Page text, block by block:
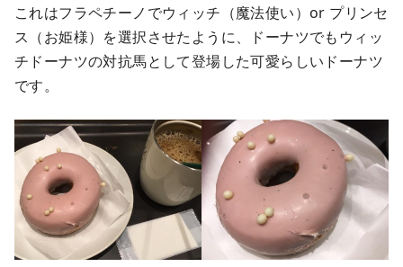
これはフラペチーノでウィッチ（魔法使い）or プリンセ
ス（お姫様）を選択させたように、ドーナツでもウィッ
チドーナツの対抗馬として登場した可愛らしいドーナツ
です。